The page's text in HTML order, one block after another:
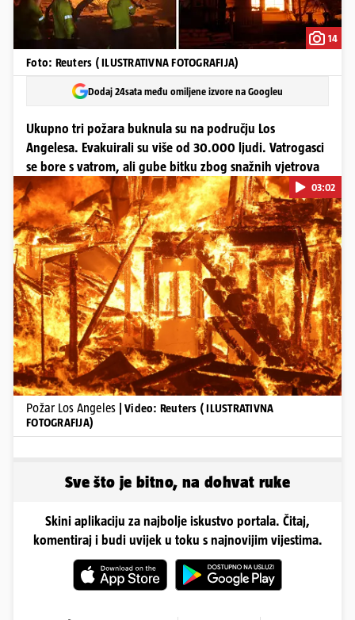
14
Foto: Reuters ( ILUSTRATIVNA FOTOGRAFIJA)
Dodaj 24sata među omiljene izvore na Googleu
Ukupno tri požara buknula su na području Los
Angelesa. Evakuirali su više od 30.000 ljudi. Vatrogasci
se bore s vatrom, ali gube bitku zbog snažnih vjetrova
Pokretanje videa...
03:02
Požar Los Angeles
| Video: Reuters ( ILUSTRATIVNA
FOTOGRAFIJA)
Sve što je bitno, na dohvat ruke
Skini aplikaciju za najbolje iskustvo portala. Čitaj,
komentiraj i budi uvijek u toku s najnovijim vijestima.